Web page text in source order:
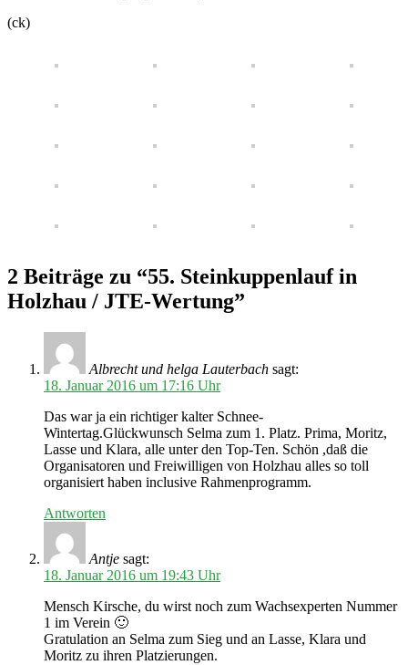
(ck)
2 Beiträge zu “55. Steinkuppenlauf in
Holzhau / JTE-Wertung”
Albrecht und helga Lauterbach sagt:
18. Januar 2016 um 17:16 Uhr
Das war ja ein richtiger kalter Schnee-
Wintertag.Glückwunsch Selma zum 1. Platz. Prima, Moritz,
Lasse und Klara, alle unter den Top-Ten. Schön ,daß die
Organisatoren und Freiwilligen von Holzhau alles so toll
organisiert haben inclusive Rahmenprogramm.
Antworten
Antje sagt:
18. Januar 2016 um 19:43 Uhr
Mensch Kirsche, du wirst noch zum Wachsexperten Nummer
1 im Verein 🙂
Gratulation an Selma zum Sieg und an Lasse, Klara und
Moritz zu ihren Platzierungen.